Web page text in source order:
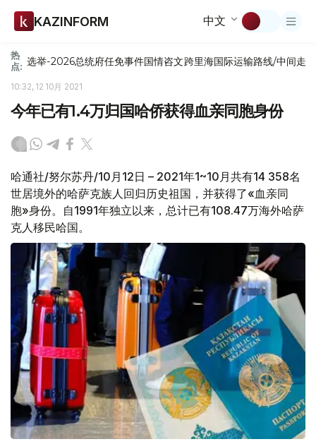
KAZINFORM 中文
热
点: 选举-2026总统府任免事件国情咨文跨里海国际运输路线/中间走廊
10:32, 12 10月 2021
今年已有1.4万归国哈侨获得血亲同胞身份
哈通社/努尔苏丹/10月12日 – 2021年1~10月共有14 358名
世居境外的哈萨克族人回归历史祖国，并获得了«血亲同
胞»身份。自1991年独立以来，总计已有108.47万海外哈萨
克人移民哈国。